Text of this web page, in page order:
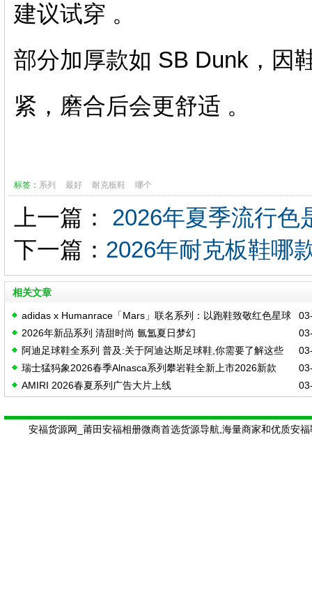
建议试穿 。‌‌
部分加厚款如 SB Dunk，因
紧，磨合后会更舒适 。‌‌
标签： 系列 最好 耐克板鞋 哪个
上一篇：
2026年夏季流行色
下一篇： 2026年耐克板鞋哪
相关文章
adidas x Humanrace「Mars」联名系列：以跑鞋致敬红色星球
2026年新品系列 清甜时尚 氤氲夏日梦幻
阿迪足球鞋全系列 普及:关于阿迪达斯足球鞋,你需要了解这些
瑞士猛犸象2026春季Alnasca系列攀岩鞋全新上市2026新款
Alnasca系列户外攀岩鞋
AMIRI 2026春夏系列广告大片上线
安福货源网_莆田安福相册微商首选货源导航,海量商家和优质安